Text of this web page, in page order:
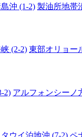
沖 (1-2) 製油所地帯
(2-2) 東部オリョー
2) アルフォンシーノ